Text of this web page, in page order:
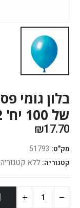
של 100 יח' MID BLUE 112
₪17.70
מק"ט: 51793
קטגוריה: ללא קטגוריה